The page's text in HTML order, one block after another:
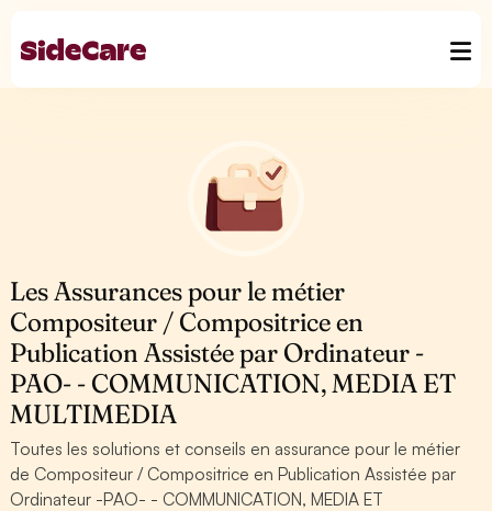
Les Assurances pour le métier
Compositeur / Compositrice en
Publication Assistée par Ordinateur -
PAO- - COMMUNICATION, MEDIA ET
MULTIMEDIA
Toutes les solutions et conseils en assurance pour le métier
de Compositeur / Compositrice en Publication Assistée par
Ordinateur -PAO- - COMMUNICATION, MEDIA ET